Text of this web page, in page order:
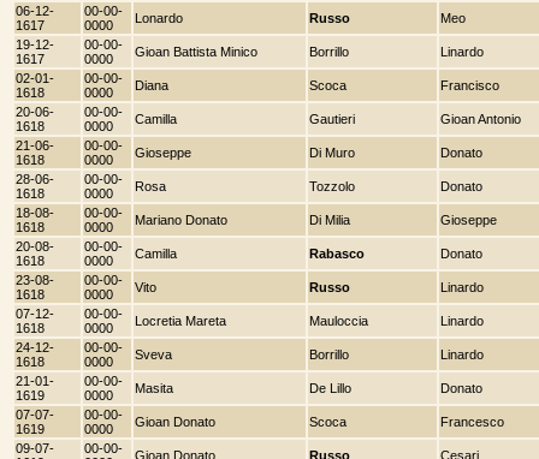
06-12-
1617
00-00-
0000
Lonardo Russo
Meo
19-12-
1617
00-00-
0000
Gioan Battista Minico Borrillo
Linardo
02-01-
1618
00-00-
0000
Diana Scoca
Francisco
20-06-
1618
00-00-
0000
Camilla Gautieri
Gioan Antonio
21-06-
1618
00-00-
0000
Gioseppe Di Muro
Donato
28-06-
1618
00-00-
0000
Rosa Tozzolo
Donato
18-08-
1618
00-00-
0000
Mariano Donato Di Milia
Gioseppe
20-08-
1618
00-00-
0000
Camilla Rabasco
Donato
23-08-
1618
00-00-
0000
Vito Russo
Linardo
07-12-
1618
00-00-
0000
Locretia Mareta Mauloccia
Linardo
24-12-
1618
00-00-
0000
Sveva Borrillo
Linardo
21-01-
1619
00-00-
0000
Masita De Lillo
Donato
07-07-
1619
00-00-
0000
Gioan Donato Scoca
Francesco
09-07-
00-00-
Gioan Donato Russo
Cesari